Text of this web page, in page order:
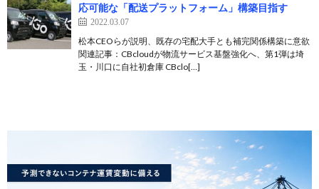
応可能な「配送プラットフォーム」構築目指す
2022.03.07
松本CEOらが説明、既存の宅配大手とも補完関係構築に意欲
関連記事：CBcloudが物流サービス基盤強化へ、第1弾は埼
玉・川口に自社初倉庫 CBclo[…]